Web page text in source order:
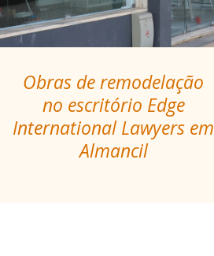
Obras de remodelação
no escritório Edge
International Lawyers em
Almancil